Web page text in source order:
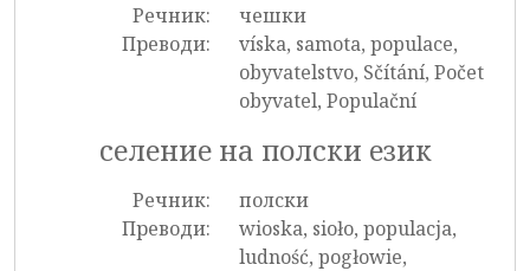
Речник:
чешки
Преводи:
víska, samota, populace,
obyvatelstvo, Sčítání, Počet
obyvatel, Populační
селение на полски език
Речник:
полски
Преводи:
wioska, sioło, populacja,
ludność, pogłowie,